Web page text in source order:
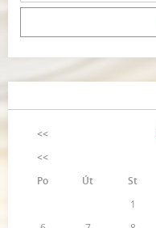
<<
<<
Po
Út St
1